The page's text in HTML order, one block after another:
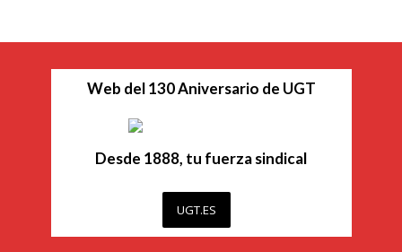
Web del 130 Aniversario de UGT
Desde 1888, tu fuerza sindical
UGT.ES